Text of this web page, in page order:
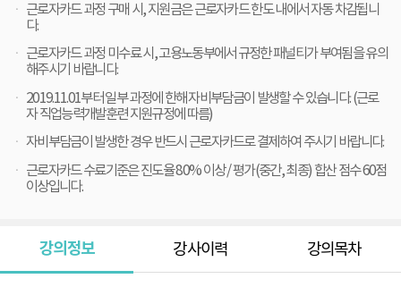
근로자카드 과정 구매 시, 지원금은 근로자카드 한도 내에서 자동 차감됩니
다.
근로자카드 과정 미수료 시, 고용노동부에서 규정한 패널티가 부여됨을 유의
해주시기 바랍니다.
2019.11.01부터 일부 과정에 한해 자비부담금이 발생할 수 있습니다. (근로
자 직업능력개발훈련 지원규정에 따름)
자비부담금이 발생한 경우 반드시 근로자카드로 결제하여 주시기 바랍니다.
근로자카드 수료기준은 진도율 80% 이상 / 평가(중간, 최종) 합산 점수 60점
이상입니다.
강의정보 강사이력 강의목차